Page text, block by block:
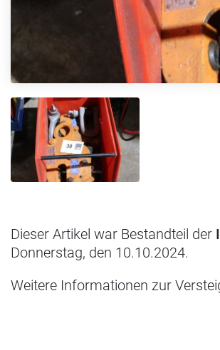
Dieser Artikel war Bestandteil der
Donnerstag, den 10.10.2024.
Weitere Informationen zur